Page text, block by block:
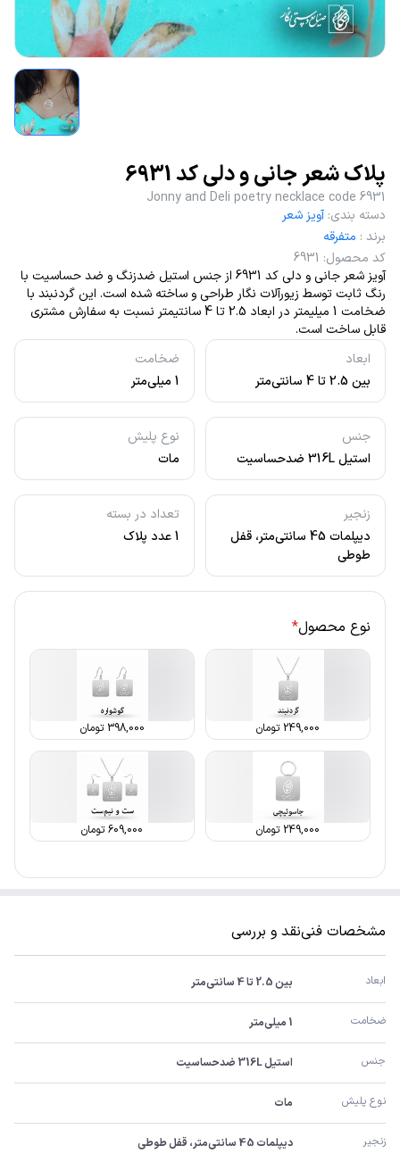
پلاک شعر جانی و دلی کد 6931
Jonny and Deli poetry necklace code 6931
ابعاد
بین 2.5 تا 4 سانتی‌متر
ضخامت
1 میلی‌متر
جنس
استیل 316L ضدحساسیت
نوع پلیش
مات
زنجیر
دیپلمات 45 سانتی‌متر، قفل
طوطی
تعداد در بسته
1 عدد پلاک
دسته بندی: آویز شعر
برند : متفرقه
کد محصول:
6931
آویز شعر جانی و دلی کد 6931 از جنس استیل ضدزنگ و ضد حساسیت با
رنگ ثابت توسط زیورآلات نگار طراحی و ساخته شده است. این گردنبند با
ضخامت 1 میلیمتر در ابعاد 2.5 تا 4 سانتیمتر نسبت به سفارش مشتری
قابل ساخت است.
نوع محصول*
249,000 تومان 398,000 تومان
249,000 تومان 609,000تومان
مشخصات فنینقد و بررسی
ابعاد بین 2.5 تا 4 سانتی‌متر
ضخامت 1 میلی‌متر
جنس استیل 316L ضدحساسیت
نوع پلیش مات
زنجیر دیپلمات 45 سانتی‌متر، قفل طوطی